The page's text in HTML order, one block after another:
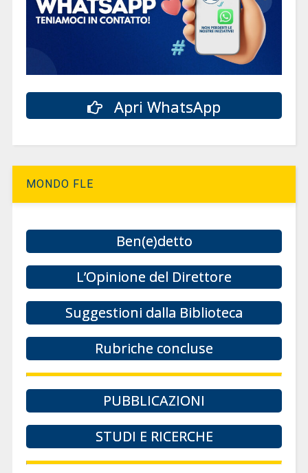
Apri WhatsApp
MONDO FLE
Ben(e)detto
L’Opinione del Direttore
Suggestioni dalla Biblioteca
Rubriche concluse
PUBBLICAZIONI
STUDI E RICERCHE